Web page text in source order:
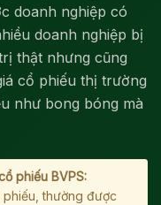
doanh nghiệp có
doanh nghiệp bị
thật nhưng cũng
cổ phiếu thị trường
như bong bóng mà
phiếu BVPS:
phiếu, thường được